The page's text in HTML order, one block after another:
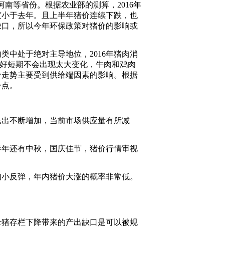
等省份。根据农业部的测算，2016年
于去年。且上半年猪价连续下跌，也
，所以今年环保政策对猪价的影响或
中处于绝对主导地位，2016年猪肉消
短期不会出现太大变化，牛肉和鸡肉
势主要受到供给端因素的影响。根据
。
不断增加，当前市场供应量有所减
还有中秋，国庆佳节，猪价行情审视
反弹，年内猪价大涨的概率非常低。
存栏下降带来的产出缺口是可以被规